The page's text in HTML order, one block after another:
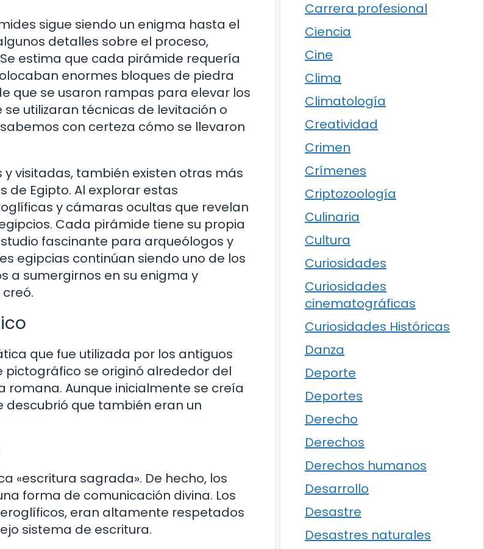
sigue siendo un enigma hasta el
detalles sobre el proceso,
estima que cada pirámide requería
enormes bloques de piedra
que se usaron rampas para elevar los
utilizaran técnicas de levitación o
con certeza cómo se llevaron
visitadas, también existen otras más
Egipto. Al explorar estas
y cámaras ocultas que revelan
Cada pirámide tiene su propia
fascinante para arqueólogos y
egipcias continúan siendo uno de los
a sumergirnos en su enigma y
que fue utilizada por los antiguos
pictográfico se originó alrededor del
romana. Aunque inicialmente se creía
descubrió que también eran un
«escritura sagrada». De hecho, los
forma de comunicación divina. Los
eran altamente respetados
sistema de escritura.
Carrera profesional
Ciencia
Cine
Clima
Climatología
Creatividad
Crimen
Crímenes
Criptozoología
Culinaria
Cultura
Curiosidades
Curiosidades
cinematográficas
Curiosidades Históricas
Danza
Deporte
Deportes
Derecho
Derechos
Derechos humanos
Desarrollo
Desastre
Desastres naturales